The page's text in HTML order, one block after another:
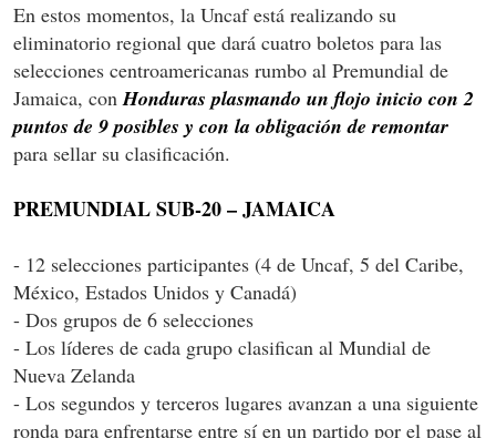
En estos momentos, la Uncaf está realizando su
eliminatorio regional que dará cuatro boletos para las
selecciones centroamericanas rumbo al Premundial de
Jamaica, conHonduras plasmando un flojo inicio con 2
puntos de 9 posibles y con la obligación de remontar
para sellar su clasificación.
PREMUNDIAL SUB-20 – JAMAICA
- 12 selecciones participantes (4 de Uncaf, 5 del Caribe,
México, Estados Unidos y Canadá)
- Dos grupos de 6 selecciones
- Los líderes de cada grupo clasifican al Mundial de
Nueva Zelanda
- Los segundos y terceros lugares avanzan a una siguiente
ronda para enfrentarse entre sí en un partido por el pase al